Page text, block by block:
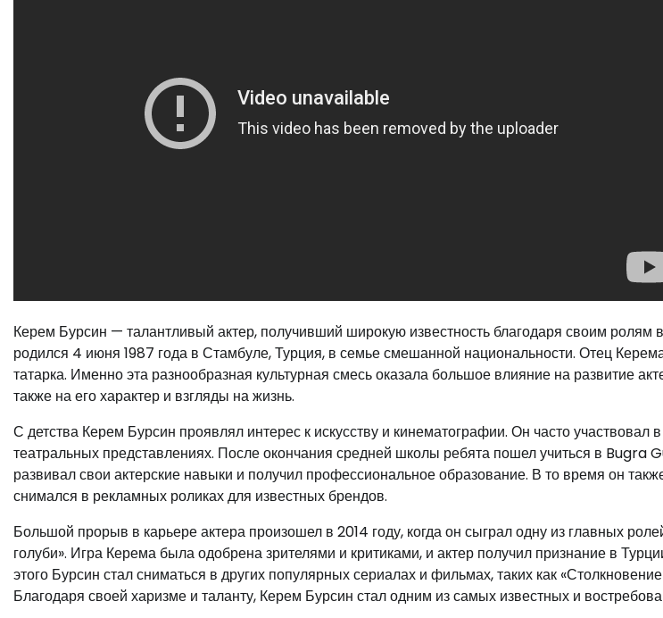
Керем Бурсин — талантливый актер, получивший широкую известность благодаря своим ролям
родился 4 июня 1987 года в Стамбуле, Турция, в семье смешанной национальности. Отец
татарка. Именно эта разнообразная культурная смесь оказала большое влияние на развитие
также на его характер и взгляды на жизнь.
С детства Керем Бурсин проявлял интерес к искусству и кинематографии. Он часто участвовал
театральных представлениях. После окончания средней школы ребята пошел учиться в Bugra
развивал свои актерские навыки и получил профессиональное образование. В то время он
снимался в рекламных роликах для известных брендов.
Большой прорыв в карьере актера произошел в 2014 году, когда он сыграл одну из главных
голуби». Игра Керема была одобрена зрителями и критиками, и актер получил признание в
этого Бурсин стал сниматься в других популярных сериалах и фильмах, таких как
Благодаря своей харизме и таланту, Керем Бурсин стал одним из самых известных и